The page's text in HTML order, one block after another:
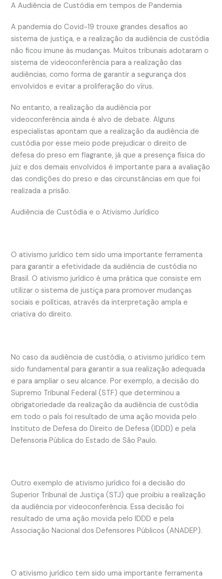
A Audiência de Custódia em tempos de Pandemia
A pandemia do Covid-19 trouxe grandes desafios ao
sistema de justiça, e a realização da audiência de custódia
não ficou imune às mudanças. Muitos tribunais adotaram o
sistema de videoconferência para a realização das
audiências, como forma de garantir a segurança dos
envolvidos e evitar a proliferação do vírus.
No entanto, a realização da audiência por
videoconferência ainda é alvo de debate. Alguns
especialistas apontam que a realização da audiência de
custódia por esse meio pode prejudicar o direito de
defesa do preso em flagrante, já que a presença física do
juiz e dos demais envolvidos é importante para a avaliação
das condições do preso e das circunstâncias em que foi
realizada a prisão.
Audiência de Custódia e o Ativismo Jurídico
O ativismo jurídico tem sido uma importante ferramenta
para garantir a efetividade da audiência de custódia no
Brasil. O ativismo jurídico é uma prática que consiste em
utilizar o sistema de justiça para promover mudanças
sociais e políticas, através da interpretação ampla e
criativa do direito.
No caso da audiência de custódia, o ativismo jurídico tem
sido fundamental para garantir a sua realização adequada
e para ampliar o seu alcance. Por exemplo, a decisão do
Supremo Tribunal Federal (STF) que determinou a
obrigatoriedade da realização da audiência de custódia
em todo o país foi resultado de uma ação movida pelo
Instituto de Defesa do Direito de Defesa (IDDD) e pela
Defensoria Pública do Estado de São Paulo.
Outro exemplo de ativismo jurídico foi a decisão do
Superior Tribunal de Justiça (STJ) que proibiu a realização
da audiência por videoconferência. Essa decisão foi
resultado de uma ação movida pelo IDDD e pela
Associação Nacional dos Defensores Públicos (ANADEP).
O ativismo jurídico tem sido uma importante ferramenta